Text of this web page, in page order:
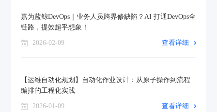
嘉为蓝鲸DevOps｜业务人员跨界修缺陷？AI 打通DevOps全
链路，提效超乎想象！
2026-02-09 查看详细
【运维自动化规划】自动化作业设计：从原子操作到流程
编排的工程化实践
2026-01-09 查看详细